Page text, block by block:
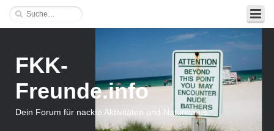
FKK-
Freunde.info
Dein Forum für nackte Aktivitäten und Naturismus